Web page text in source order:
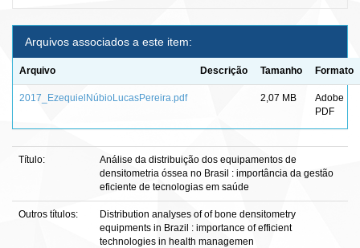
Arquivos associados a este item:
Arquivo Descrição Tamanho Formato
2017_EzequielNúbioLucasPereira.pdf 2,07 MB
Adobe
PDF
Título:
Análise da distribuição dos equipamentos de
densitometria óssea no Brasil : importância da gestão
eficiente de tecnologias em saúde
Outros títulos:
Distribution analyses of of bone densitometry
equipments in Brazil : importance of efficient
technologies in health managemen